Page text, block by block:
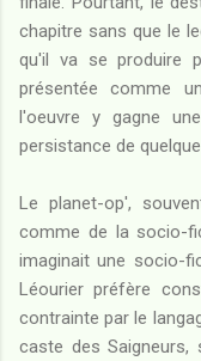
chapitre sans que le
qu'il va se produire
présentée comme
l'oeuvre y gagne
persistance de
Le planet-op',
comme de la socio-
imaginait une socio-
Léourier préfère
contrainte par le
caste des